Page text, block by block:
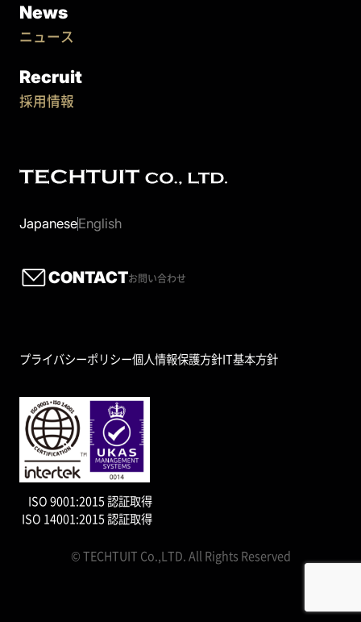
JapaneseEnglish
CONTACTお問い合わせ
プライバシーポリシー個人情報保護方針IT基本方針
ISO 9001:2015 認証取得
ISO 14001:2015 認証取得
News
ニュース
Recruit
採用情報
© TECHTUIT Co.,LTD. All Rights Reserved